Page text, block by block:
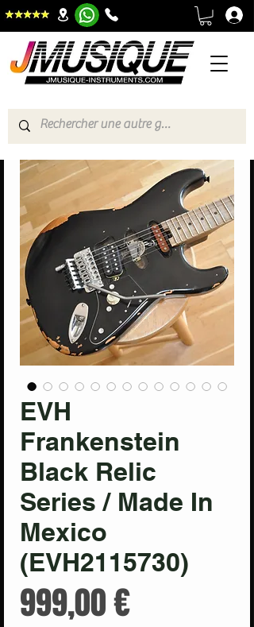
EVH
Frankenstein
Black Relic
Series / Made In
Mexico
(EVH2115730)
999,00 €Prix